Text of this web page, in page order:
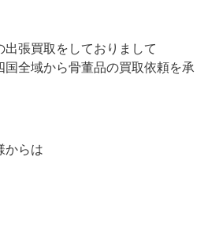
張買取をしておりまして
国全域から骨董品の買取依頼を承
からは